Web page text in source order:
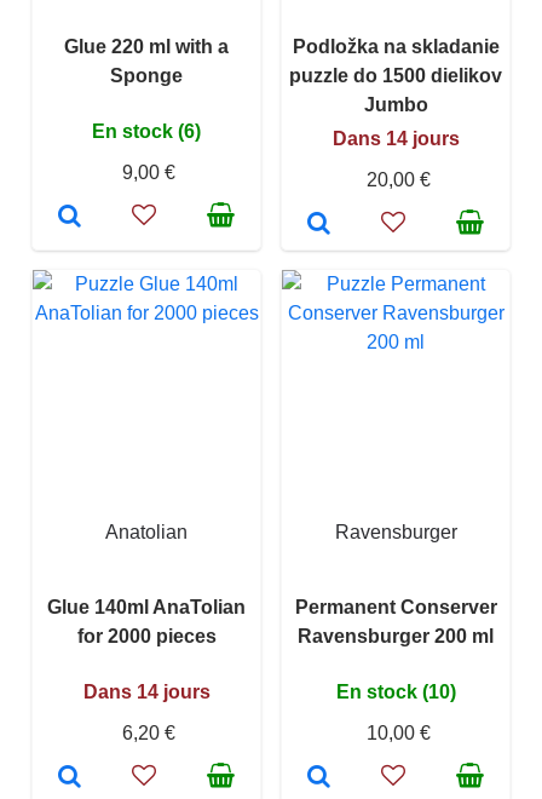
Glue 220 ml with a
Sponge
En stock (6)
9,00 €
Podložka na skladanie
puzzle do 1500 dielikov
Jumbo
Dans 14 jours
20,00 €
Anatolian
Glue 140ml AnaTolian
for 2000 pieces
Dans 14 jours
6,20 €
Ravensburger
Permanent Conserver
Ravensburger 200 ml
En stock (10)
10,00 €